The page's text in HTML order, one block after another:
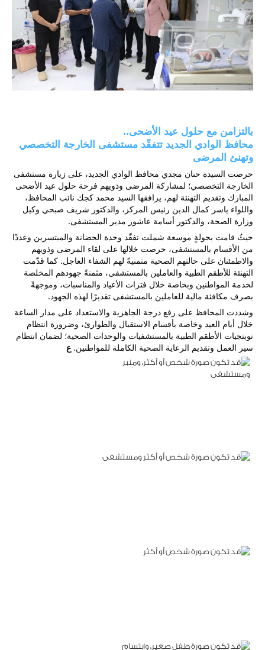
بالتزامن مع حلول عيد الأضحى..
وتهنئ المرضى
وزارة الصحة، والدكتور أسامة عاشور مدير المستشفى.
بصرف مكافئة مالية للعاملين بالمستشفى تقديرًا لهذه الجهود.
سير العمل وتقديم الرعاية الصحية الكاملة للمواطنين. ع